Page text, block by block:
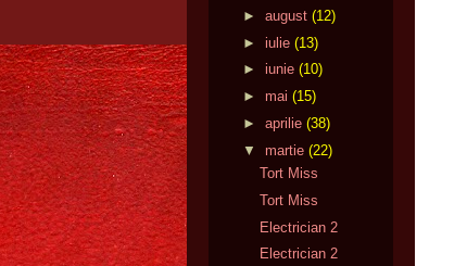
► august (12)
► iulie (13)
► iunie (10)
► mai (15)
► aprilie (38)
▼
martie (22)
Tort Miss
Tort Miss
Electrician 2
Electrician 2